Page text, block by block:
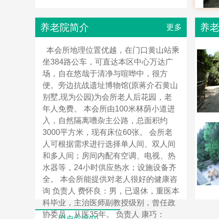
养老院简介 更多
本会所地理位置优越，在门口黄山站乘
坐384路公车，可直达本区中心万达广
场，自在悠哉于清净与喧哗中，很方
便。旁边抗战遗址博物馆(原蒋介石黄山
别墅,现为公园)为会所老人后花园，老
年人免费。 本会所由100米林荫小道进
入，自然隔离嘈杂主公路，总面积约
3000平方米，现有床位60张。 会所老
人可根据需求进行选择单人间、双人间
和多人间；房间内配有空调、电视、热
水器等，24小时供应热水；设施设备齐
全。 本会所能提供对老人很好的健康咨
询 负责人 费怀良：男，已退休，重医本
科毕业，主治医师副教授级别，曾任政
协委员，从医35年。 负责人 康巧：
养